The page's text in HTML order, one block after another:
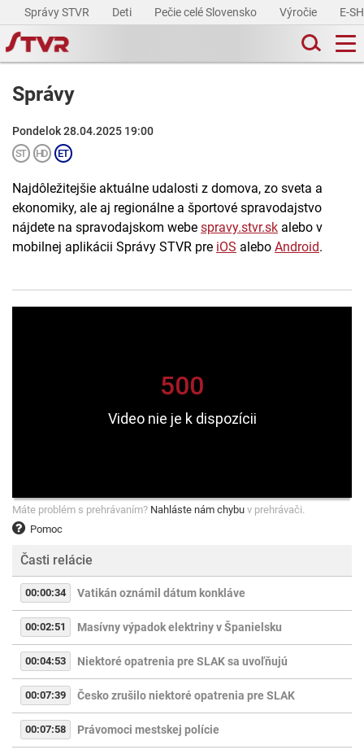
Správy STVR Deti Pečie celé Slovensko Výročie E-
Správy
Pondelok 28.04.2025 19:00
Najdôležitejšie aktuálne udalosti z domova, zo sveta a
ekonomiky, ale aj regionálne a športové spravodajstvo
nájdete na spravodajskom webe spravy.stvr.sk alebo v
mobilnej aplikácii Správy STVR pre iOS alebo Android.
Pomoc
Máte problém s prehrávaním? Nahláste nám chybu v prehrávači.
Časti relácie
00:00:34 Vatikán oznámil dátum konkláve
00:02:51 Masívny výpadok elektriny v Španielsku
00:04:53 Niektoré opatrenia pre SLAK sa uvoľňujú
00:07:39 Česko zrušilo niektoré opatrenia pre SLAK
00:07:58 Právomoci mestskej polície